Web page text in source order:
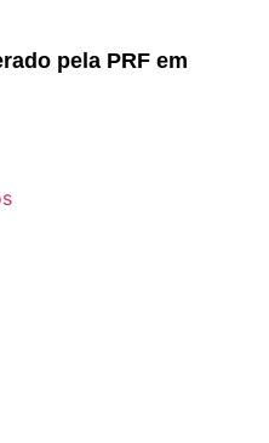
pela PRF em